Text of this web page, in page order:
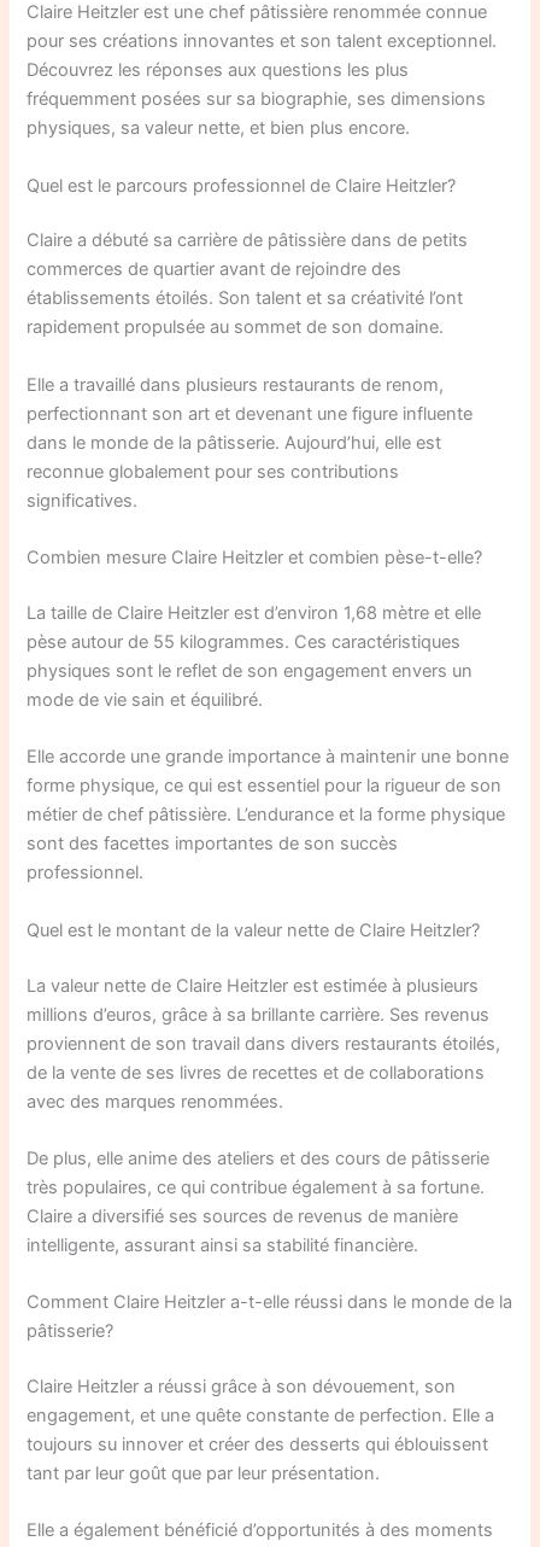
Claire Heitzler est une chef pâtissière renommée connue
pour ses créations innovantes et son talent exceptionnel.
Découvrez les réponses aux questions les plus
fréquemment posées sur sa biographie, ses dimensions
physiques, sa valeur nette, et bien plus encore.
Quel est le parcours professionnel de Claire Heitzler?
Claire a débuté sa carrière de pâtissière dans de petits
commerces de quartier avant de rejoindre des
établissements étoilés. Son talent et sa créativité l’ont
rapidement propulsée au sommet de son domaine.
Elle a travaillé dans plusieurs restaurants de renom,
perfectionnant son art et devenant une figure influente
dans le monde de la pâtisserie. Aujourd’hui, elle est
reconnue globalement pour ses contributions
significatives.
Combien mesure Claire Heitzler et combien pèse-t-elle?
La taille de Claire Heitzler est d’environ 1,68 mètre et elle
pèse autour de 55 kilogrammes. Ces caractéristiques
physiques sont le reflet de son engagement envers un
mode de vie sain et équilibré.
Elle accorde une grande importance à maintenir une bonne
forme physique, ce qui est essentiel pour la rigueur de son
métier de chef pâtissière. L’endurance et la forme physique
sont des facettes importantes de son succès
professionnel.
Quel est le montant de la valeur nette de Claire Heitzler?
La valeur nette de Claire Heitzler est estimée à plusieurs
millions d’euros, grâce à sa brillante carrière. Ses revenus
proviennent de son travail dans divers restaurants étoilés,
de la vente de ses livres de recettes et de collaborations
avec des marques renommées.
De plus, elle anime des ateliers et des cours de pâtisserie
très populaires, ce qui contribue également à sa fortune.
Claire a diversifié ses sources de revenus de manière
intelligente, assurant ainsi sa stabilité financière.
Comment Claire Heitzler a-t-elle réussi dans le monde de la
pâtisserie?
Claire Heitzler a réussi grâce à son dévouement, son
engagement, et une quête constante de perfection. Elle a
toujours su innover et créer des desserts qui éblouissent
tant par leur goût que par leur présentation.
Elle a également bénéficié d’opportunités à des moments